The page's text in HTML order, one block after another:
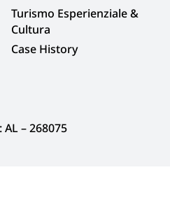
Turismo Esperienziale &
Cultura
Case History
AL – 268075